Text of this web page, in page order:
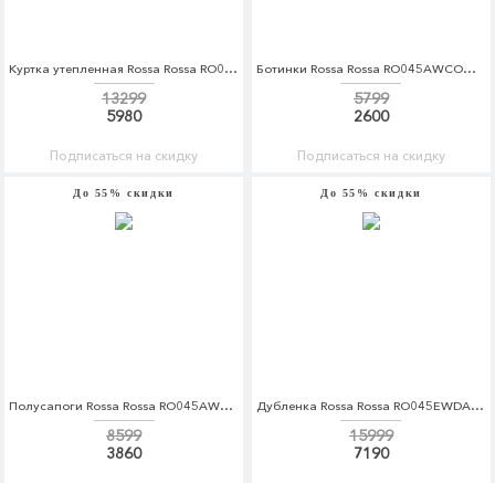
Куртка утепленная Rossa Rossa RO045EWDAZW6
13299
5980
Подписаться на скидку
Ботинки Rossa Rossa RO045AWCOQA4
5799
2600
Подписаться на скидку
До 55% скидки
Полусапоги Rossa Rossa RO045AWCOQC5
8599
3860
До 55% скидки
Дубленка Rossa Rossa RO045EWDAWS9
15999
7190